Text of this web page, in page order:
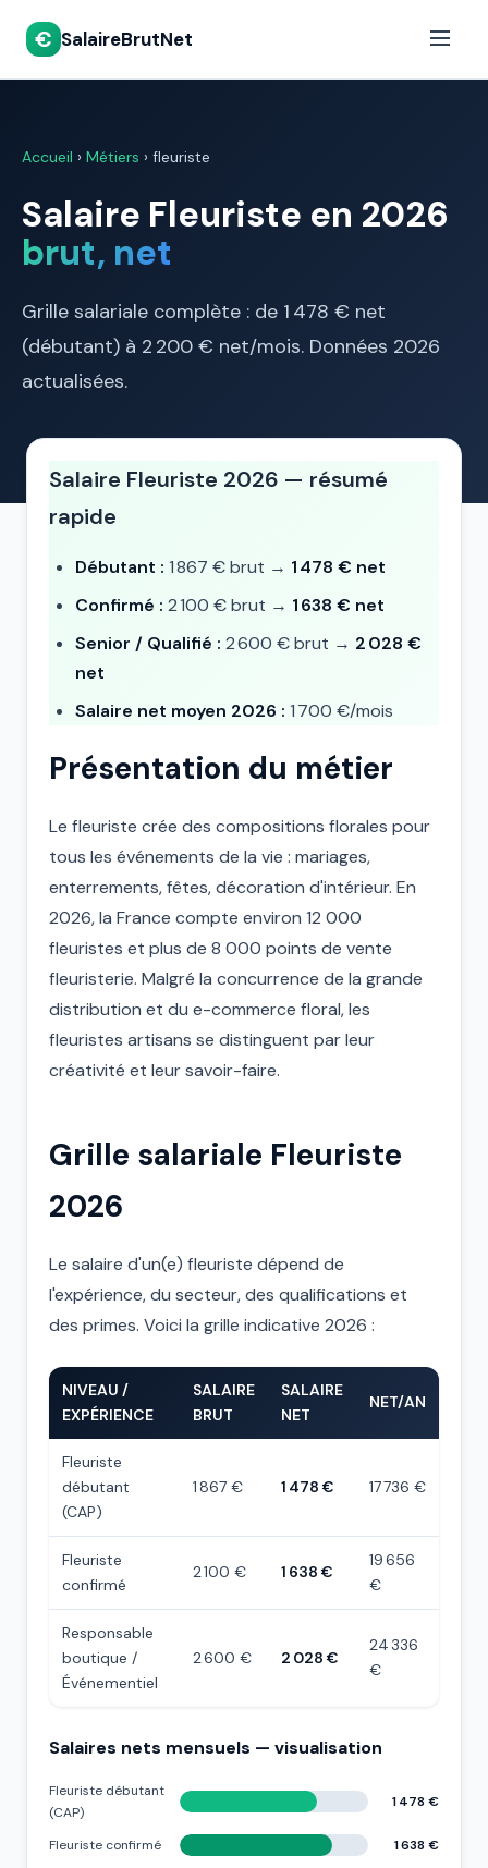
€ SalaireBrutNet
Accueil › Métiers › fleuriste
Salaire Fleuriste en 2026
brut, net
Grille salariale complète : de 1 478 € net
(débutant) à 2 200 € net/mois. Données 2026
actualisées.
Salaire Fleuriste 2026 — résumé
rapide
Débutant : 1 867 € brut → 1 478 € net
Confirmé : 2 100 € brut → 1 638 € net
Senior / Qualifié : 2 600 € brut → 2 028 €
net
Salaire net moyen 2026 : 1 700 €/mois
Présentation du métier
Le fleuriste crée des compositions florales pour
tous les événements de la vie : mariages,
enterrements, fêtes, décoration d'intérieur. En
2026, la France compte environ 12 000
fleuristes et plus de 8 000 points de vente
fleuristerie. Malgré la concurrence de la grande
distribution et du e-commerce floral, les
fleuristes artisans se distinguent par leur
créativité et leur savoir-faire.
Grille salariale Fleuriste
2026
Le salaire d'un(e) fleuriste dépend de
l'expérience, du secteur, des qualifications et
des primes. Voici la grille indicative 2026 :
NIVEAU /
EXPÉRIENCE
SALAIRE
BRUT
SALAIRE
NET
NET/AN
Fleuriste
débutant
(CAP)
1 867 € 1 478 € 17 736 €
Fleuriste
confirmé
2 100 € 1 638 €
19 656
€
Responsable
boutique /
Événementiel
2 600 € 2 028 €
24 336
€
Salaires nets mensuels — visualisation
Fleuriste débutant
(CAP)
1 478 €
Fleuriste confirmé
1 638 €